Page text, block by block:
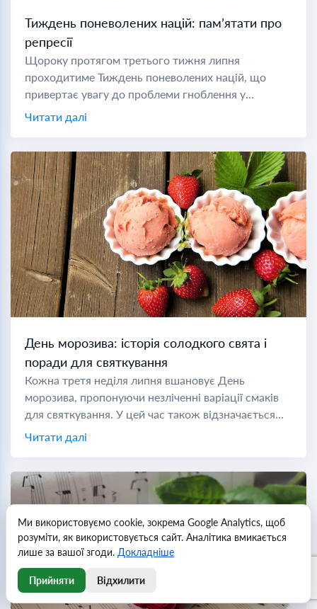
Тиждень поневолених націй: пам’ятати про
репресії
Щороку протягом третього тижня липня
проходитиме Тиждень поневолених націй, що
привертає увагу до проблеми гноблення у
комуністичних державах світу. Під час Холодної
війни поневоленою нацією вважалася будь-яка
Читати далі
День морозива: історія солодкого свята і
поради для святкування
Кожна третя неділя липня вшановує День
морозива, пропонуючи незліченні варіації смаків
для святкування. У цей час також відзначається
Національний місяць морозива, який дозволяє
Читати далі
Ми використовуємо cookie, зокрема Google Analytics, щоб
розуміти, як використовується сайт. Аналітика вмикається
лише за вашої згоди. Докладніше
Прийняти Відхилити